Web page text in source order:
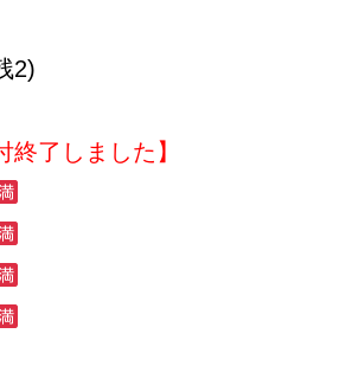
2)
終了しました】